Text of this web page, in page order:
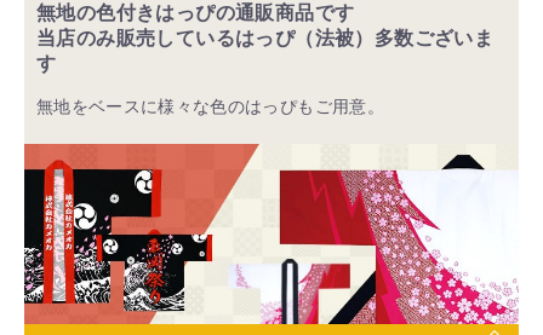
無地の色付きはっぴの通販商品です
当店のみ販売しているはっぴ（法被）多数ございま
す
無地をベースに様々な色のはっぴもご用意。